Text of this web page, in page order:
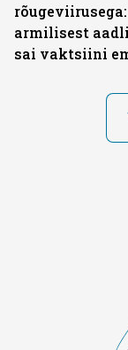
rõugeviirusega:
armilisest
sai vaktsiini